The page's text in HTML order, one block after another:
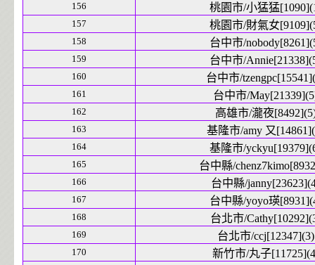
156 桃園市/小猛猛
157 桃園市/財氣女
158 台中市/
159 台中市/
160 台中市/
161 台中市/
162 高雄市/瀧夜
163 基隆市/amy 又
164 基隆市/
165 台中縣/
166 台中縣/
167 台中縣/yoyo瑛
168 台北市/
169 台北市/ccj[12347](3)
170 新竹市/丸子